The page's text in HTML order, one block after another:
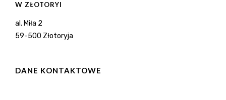
W ZŁOTORYI
al. Miła 2
59-500 Złotoryja
DANE KONTAKTOWE